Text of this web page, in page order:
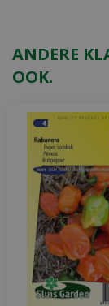
ANDERE
OOK.